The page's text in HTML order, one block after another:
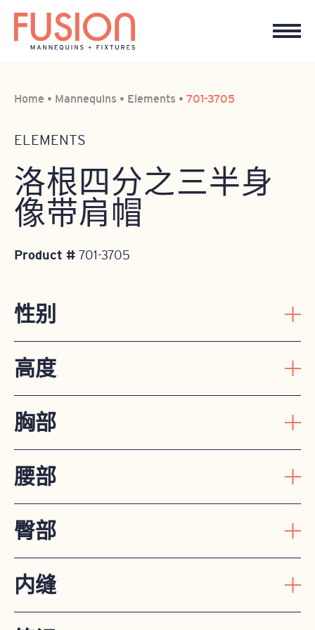
Home • Mannequins • Elements • 701-3705
ELEMENTS
洛根四分之三半身
像带肩帽
Product # 701-3705
性别
高度
胸部
腰部
臀部
内缝